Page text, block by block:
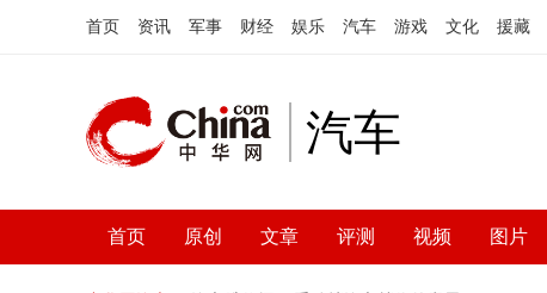
首页 资讯 军事 财经 娱乐 汽车 游戏 文化 援藏
汽车
首页 原创 文章 评测 视频 图片